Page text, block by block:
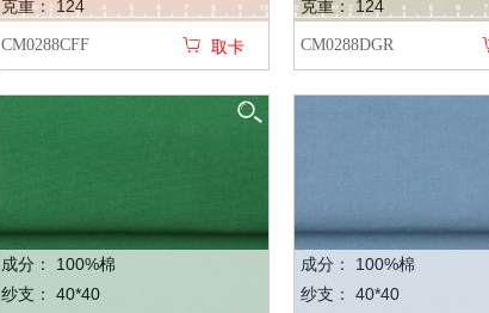
克重： 124
CM0288CFF 取卡
克重： 124
CM0288DGR
成分： 100%棉
纱支： 40*40
成分： 100%棉
纱支： 40*40